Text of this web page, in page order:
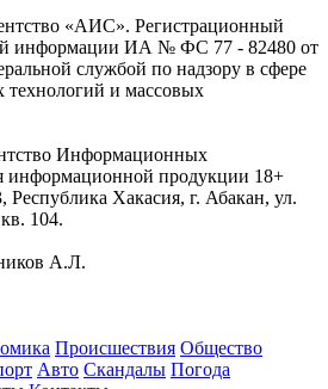
«АИС». Регистрационный
информации ИА № ФС 77 - 82480 от
службой по надзору в сфере
и массовых
Информационных
информационной продукции 18+
Республика Хакасия, г. Абакан, ул.
104.
А.Л.
Происшествия Общество
Авто Скандалы Погода